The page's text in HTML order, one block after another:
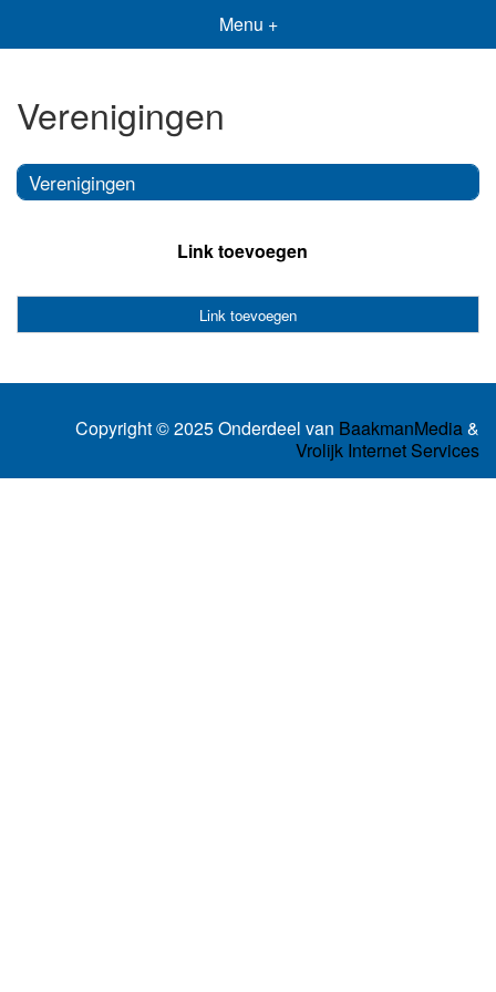
Menu +
Verenigingen
Verenigingen
Link toevoegen
Link toevoegen
Copyright © 2025 Onderdeel van BaakmanMedia&
Vrolijk Internet Services